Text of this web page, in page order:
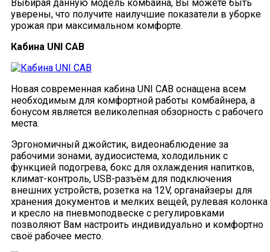
Выбирая данную модель комбайна, Вы можете быть
уверены, что получите наилучшие показатели в уборке
урожая при максимальном комфорте.
Кабина UNI CAB
Новая современная кабина UNI CAB оснащена всем
необходимым для комфортной работы комбайнера, а
бонусом является великолепная обзорность с рабочего
места.
Эргономичный джойстик, видеонаблюдение за
рабочими зонами, аудиосистема, холодильник с
функцией подогрева, бокс для охлаждения напитков,
климат-контроль, USB-разъём для подключения
внешних устройств, розетка на 12V, органайзеры для
хранения документов и мелких вещей, рулевая колонка
и кресло на пневмоподвеске с регулировками
позволяют Вам настроить индивидуально и комфортно
своё рабочее место.